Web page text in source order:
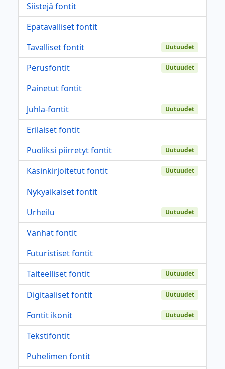
Siistejä fontit
Epätavalliset fontit
Tavalliset fontit
Uutuudet
Perusfontit Uutuudet
Painetut fontit
Juhla-fontit
Uutuudet
Erilaiset fontit
Puoliksi piirretyt fontit
Uutuudet
Käsinkirjoitetut fontit Uutuudet
Nykyaikaiset fontit
Urheilu
Uutuudet
Vanhat fontit
Futuristiset fontit
Taiteelliset fontit
Uutuudet
Digitaaliset fontit Uutuudet
Fontit ikonit Uutuudet
Tekstifontit
Puhelimen fontit